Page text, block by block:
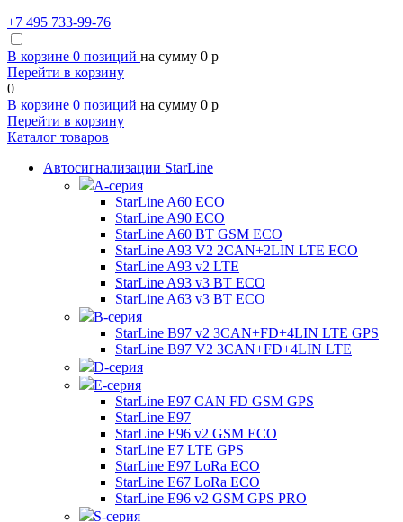
+7 495 733-99-76
В корзине 0 позиций на сумму 0 p
Перейти в корзину
0
В корзине 0 позиций на сумму 0 p
Перейти в корзину
Каталог товаров
Автосигнализации StarLine
А-серия
StarLine A60 ECO
StarLine A90 ECO
StarLine A60 BT GSM ECO
StarLine A93 V2 2CAN+2LIN LTE ECO
StarLine A93 v2 LTE
StarLine A93 v3 BT ECO
StarLine A63 v3 BT ECO
B-серия
StarLine B97 v2 3CAN+FD+4LIN LTE GPS
StarLine B97 V2 3CAN+FD+4LIN LTE
D-серия
E-серия
StarLine E97 CAN FD GSM GPS
StarLine E97
StarLine E96 v2 GSM ECO
StarLine E7 LTE GPS
StarLine E97 LoRa ECO
StarLine E67 LoRa ECO
StarLine E96 v2 GSM GPS PRO
S-серия